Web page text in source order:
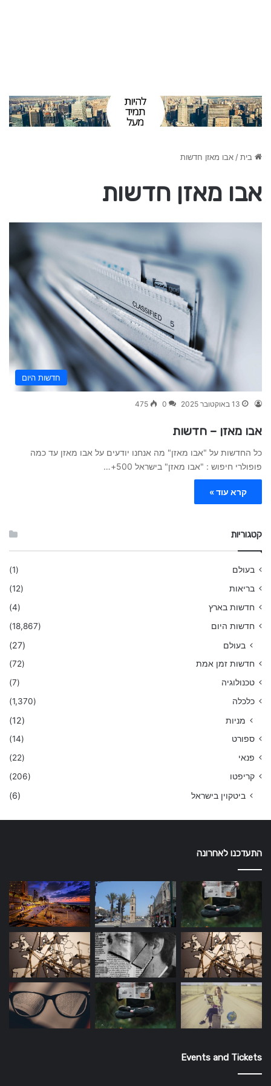
בית/אבו מאזן חדשות
אבו מאזן חדשות
חדשות היום
13 באוקטובר 2025 0
475
אבו מאזן – חדשות
כל החדשות על "אבו מאזן" מה אנחנו יודעים על אבו מאזן עד כמה
פופולרי חיפוש : "אבו מאזן" בישראל 500+…
קרא עוד »
קטגוריות
בעולם
(1)
בריאות
(12)
חדשות בארץ
(4)
חדשות היום
(18,867)
בעולם (27)
חדשות זמן אמת
(72)
טכנולוגיה
(7)
כלכלה
(1,370)
מניות (12)
ספורט
(14)
פנאי
(22)
קריפטו
(206)
ביטקוין בישראל (6)
התעדכנו לאחרונה
Events and Tickets